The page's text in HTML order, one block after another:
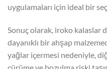
uygulamaları için ideal bir
Sonuç olarak, iroko kalaslar
dayanıklı bir ahşap
yağlar içermesi nedeniyle,